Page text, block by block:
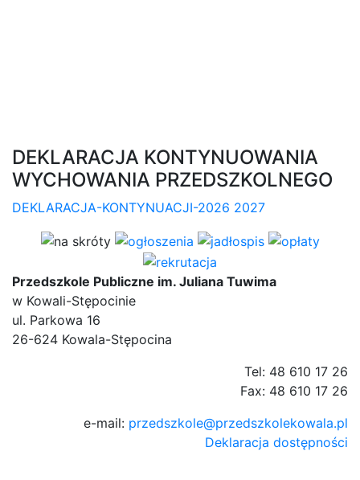
DEKLARACJA KONTYNUOWANIA
WYCHOWANIA PRZEDSZKOLNEGO
DEKLARACJA-KONTYNUACJI-2026 2027
Przedszkole Publiczne im. Juliana Tuwima
w Kowali-Stępocinie
ul. Parkowa 16
26-624 Kowala-Stępocina
Tel: 48 610 17 26
Fax: 48 610 17 26
e-mail: przedszkole@przedszkolekowala.pl
Deklaracja dostępności